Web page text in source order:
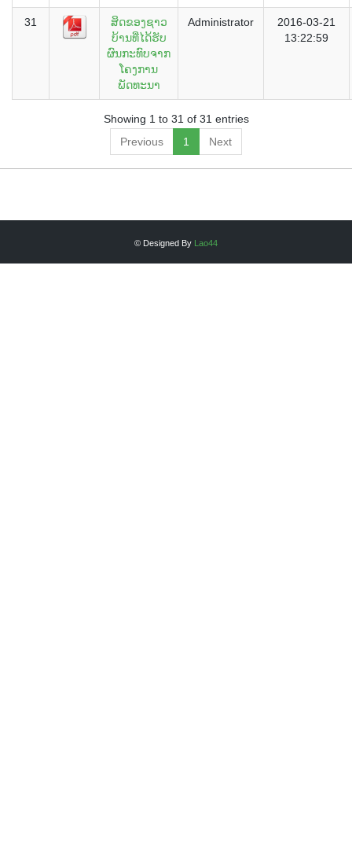
31
ສິດຂອງຊາວ
ບ້ານທີ່ໄດ້ຮັບ
ຜົນກະທົບຈາກ
ໂຄງການ
ພັດທະນາ
Administrator
2016-03-21
13:22:59
Showing 1 to 31 of 31 entries
Previous
1 Next
© Designed By Lao44